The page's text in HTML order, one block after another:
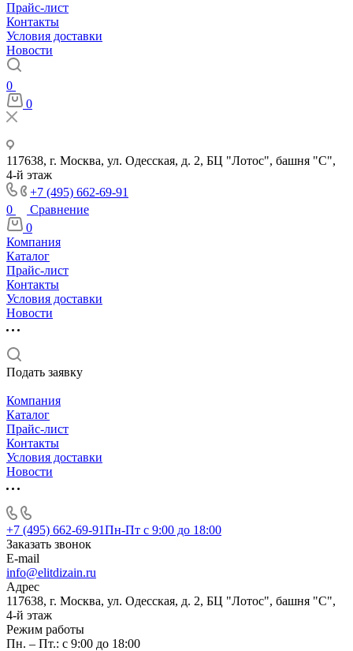
Прайс-лист
Контакты
Условия доставки
Новости
0
0
117638, г. Москва, ул. Одесская, д. 2, БЦ "Лотос", башня "С",
4-й этаж
+7 (495) 662-69-91
0
Сравнение
0
Компания
Каталог
Прайс-лист
Контакты
Условия доставки
Новости
Подать заявку
Компания
Каталог
Прайс-лист
Контакты
Условия доставки
Новости
+7 (495) 662-69-91Пн-Пт c 9:00 до 18:00
Заказать звонок
E-mail
info@elitdizain.ru
Адрес
117638, г. Москва, ул. Одесская, д. 2, БЦ "Лотос", башня "С",
4-й этаж
Режим работы
Пн. – Пт.: с 9:00 до 18:00